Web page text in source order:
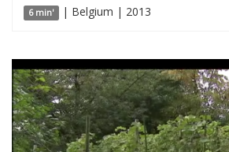
6 min' | Belgium | 2013